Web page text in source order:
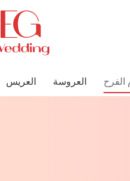
الفرح العروسة العريس